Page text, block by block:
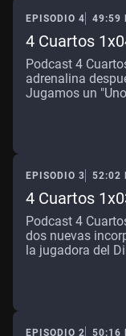
Real Madrid y
EPISODIO 4 49:59
4 Cuartos
Podcast 4
adrenalina
Jugamos un
jugadores como
sucede
EPISODIO 3 52:02
4 Cuartos
Podcast 4
dos nuevas
la jugadora del
Selección
baloncesto
la Reina
Ilustrado”, su
EPISODIO 2 50:16